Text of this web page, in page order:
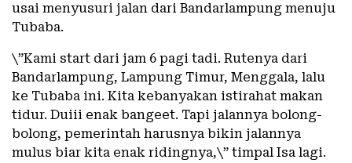
usai menyusuri jalan dari Bandarlampung menuju
Tubaba.
\”Kami start dari jam 6 pagi tadi. Rutenya dari
Bandarlampung, Lampung Timur, Menggala, lalu
ke Tubaba ini. Kita kebanyakan istirahat makan
tidur. Duiii enak bangeet. Tapi jalannya bolong-
bolong, pemerintah harusnya bikin jalannya
mulus biar kita enak ridingnya,\” timpal Isa lagi.